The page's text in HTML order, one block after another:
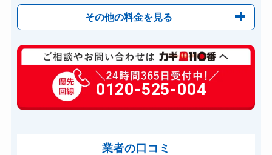
その他の料金を見る
玄関カギ修理 6,600円～(税込)
玄関カギ作成 14,300円～(税込)
玄関カギ交換 14,300円～(税込)
バイクカギ開け
0120-525-004
業者の口コミ